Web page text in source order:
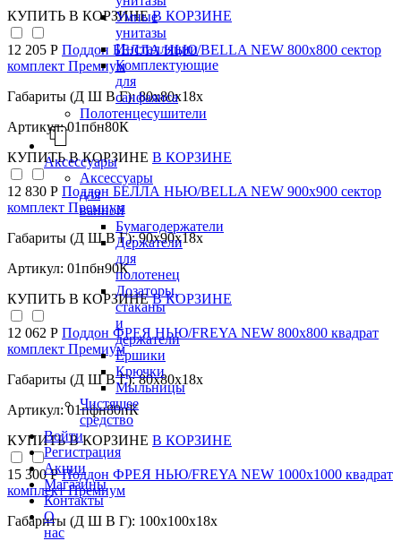
Умные
унитазы
Инсталляции
Комплектующие
для
санфаянса
Полотенцесушители
Аксессуары
Аксессуары
для
ванной
Бумагодержатели
Держатели
для
полотенец
Дозаторы,
стаканы
и
держатели
Ершики
Крючки
Мыльницы
Чистящее
средство
Войти
Регистрация
Акции
Магазины
Контакты
О
нас
КУПИТЬ В КОРЗИНЕ В КОРЗИНЕ
12 205 Р Поддон БЕЛЛА НЬЮ/BELLA NEW 800х800 сектор
комплект Премиум
Габариты (Д Ш В Г): 80x80x18x
Артикул: 01пбн80К
КУПИТЬ В КОРЗИНЕ В КОРЗИНЕ
12 830 Р Поддон БЕЛЛА НЬЮ/BELLA NEW 900х900 сектор
комплект Премиум
Габариты (Д Ш В Г): 90x90x18x
Артикул: 01пбн90К
КУПИТЬ В КОРЗИНЕ В КОРЗИНЕ
12 062 Р Поддон ФРЕЯ НЬЮ/FREYA NEW 800х800 квадрат
комплект Премиум
Габариты (Д Ш В Г): 80x80x18x
Артикул: 01пфн80пК
КУПИТЬ В КОРЗИНЕ В КОРЗИНЕ
15 300 РПоддон ФРЕЯ НЬЮ/FREYA NEW 1000х1000 квадрат
комплект Премиум
Габариты (Д Ш В Г): 100x100x18x